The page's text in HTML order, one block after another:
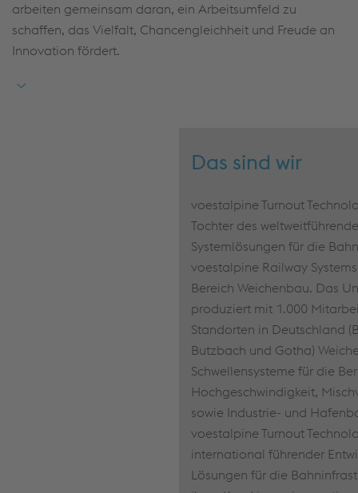
Attraktive Vergütung –Haustarifvertrag mit diversen
jährlichen Sonderzahlungen: Tarifliches Zusatzgeld A
(27,5% des Monatsentgelts) und B (871€);
zusätzlich gibt es Leistungszulagen 0% - 7,5% auf
arbeiten gemeinsam daran, ein Arbeitsumfeld zu
schaffen, das Vielfalt, Chancengleichheit und Freude an
Innovation fördert.
Das sind wir
voestalpine Turnout
Tochter des
Systemlösungen für die
voestalpine Railway
Bereich Weichenbau. Das
produziert mit 1.000
Standorten in Deutschland
Butzbach und Gotha)
Schwellensysteme für die
Hochgeschwindigkeit,
sowie Industrie- und
voestalpine Turnout
international führender
Lösungen für die